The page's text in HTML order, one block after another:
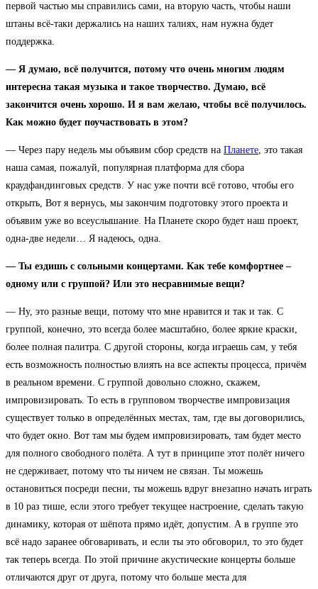
первой частью мы справились сами, на вторую часть, чтобы наши
штаны всё-таки держались на наших талиях, нам нужна будет
поддержка.
— Я думаю, всё получится, потому что очень многим людям
интересна такая музыка и такое творчество. Думаю, всё
закончится очень хорошо. И я вам желаю, чтобы всё получилось.
Как можно будет поучаствовать в этом?
— Через пару недель мы объявим сбор средств на Планете, это такая
наша самая, пожалуй, популярная платформа для сбора
краудфандинговых средств. У нас уже почти всё готово, чтобы его
открыть, Вот я вернусь, мы закончим подготовку этого проекта и
объявим уже во всеуслышание. На Планете скоро будет наш проект,
одна-две недели… Я надеюсь, одна.
— Ты ездишь с сольными концертами. Как тебе комфортнее –
одному или с группой? Или это несравнимые вещи?
— Ну, это разные вещи, потому что мне нравится и так и так. С
группой, конечно, это всегда более масштабно, более яркие краски,
более полная палитра. С другой стороны, когда играешь сам, у тебя
есть возможность полностью влиять на все аспекты процесса, причём
в реальном времени. С группой довольно сложно, скажем,
импровизировать. То есть в групповом творчестве импровизация
существует только в определённых местах, там, где вы договорились,
что будет окно. Вот там мы будем импровизировать, там будет место
для полного свободного полёта. А тут в принципе этот полёт ничего
не сдерживает, потому что ты ничем не связан. Ты можешь
остановиться посреди песни, ты можешь вдруг внезапно начать играть
в 10 раз тише, если этого требует текущее настроение, сделать такую
динамику, которая от шёпота прямо идёт, допустим. А в группе это
всё надо заранее обговаривать, и если ты это обговорил, то это будет
так теперь всегда. По этой причине акустические концерты больше
отличаются друг от друга, потому что больше места для